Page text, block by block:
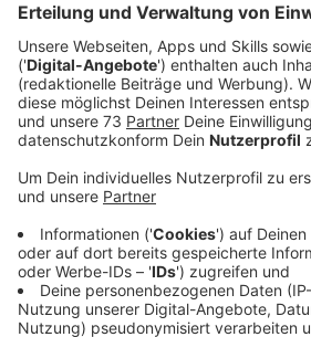
Phase aus Höhen und Tiefen, die
neue Herausforderungen gestellt
ungefilterte Gefühle, die
einem zwei-jährigen Prozess,
Dabei hat sich Joris auf das eine
berechenbar ist: Live spielen. Was
seiner Band seit zehn Jahren
das Album übertragen. Alle Songs
Anzeige